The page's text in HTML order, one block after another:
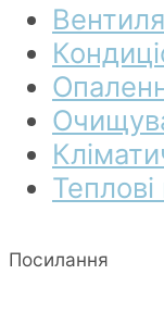
Посилання